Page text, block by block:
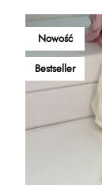
Nowość
Bestseller